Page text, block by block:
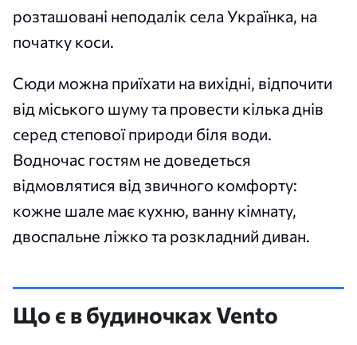
розташовані неподалік села Українка, на
початку коси.
Сюди можна приїхати на вихідні, відпочити
від міського шуму та провести кілька днів
серед степової природи біля води.
Водночас гостям не доведеться
відмовлятися від звичного комфорту:
кожне шале має кухню, ванну кімнату,
двоспальне ліжко та розкладний диван.
Що є в будиночках Vento